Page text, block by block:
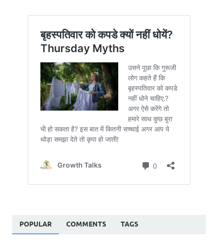
POPULAR COMMENTS TAGS